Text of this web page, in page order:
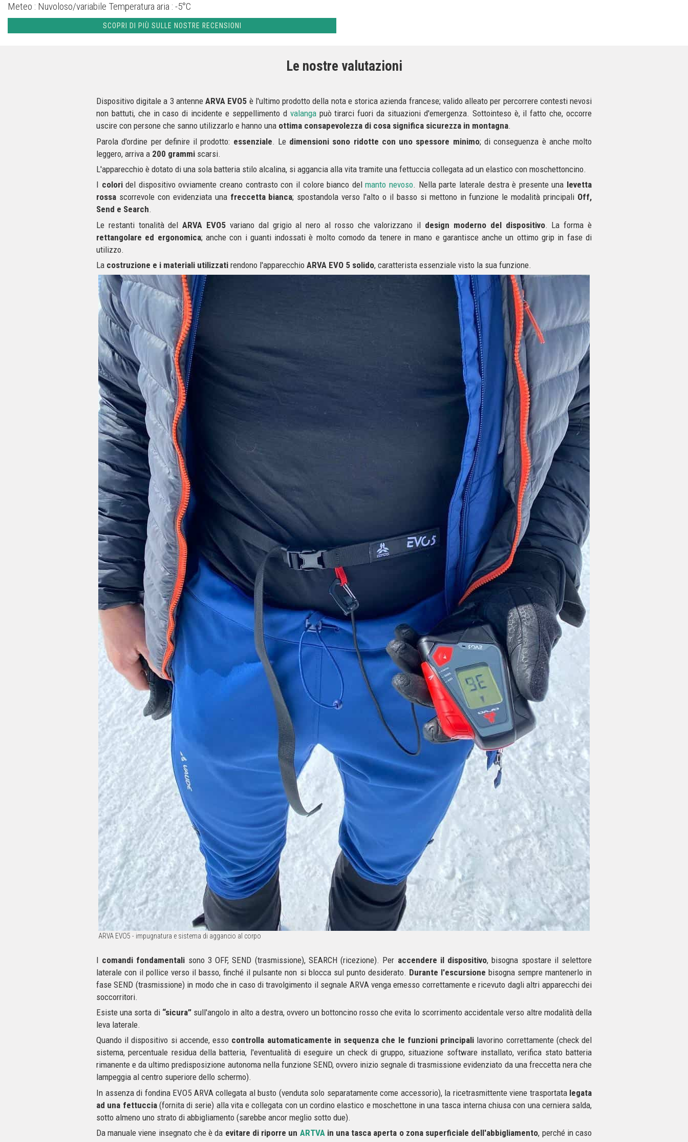
Meteo : Nuvoloso/variabile Temperatura aria : -5°C
SCOPRI DI PIÙ SULLE NOSTRE RECENSIONI
Le nostre valutazioni
Dispositivo digitale a 3 antenneARVA EVO5 è l'ultimo prodotto della nota e storica azienda francese; valido alleato per percorrere contesti nevosi
non battuti, che in caso di incidente e seppellimento d valangapuò tirarci fuori da situazioni d'emergenza. Sottointeso è, il fatto che, occorre
uscire con persone che sanno utilizzarlo e hanno una ottima consapevolezza di cosa significa sicurezza in montagna.
Parola d'ordine per definire il prodotto: essenziale. Le dimensioni sono ridotte con uno spessore minimo; di conseguenza è anche molto
leggero, arriva a 200 grammi scarsi.
L'apparecchio è dotato di una sola batteria stilo alcalina, si aggancia alla vita tramite una fettuccia collegata ad un elastico con moschettoncino.
I coloridel dispositivo ovviamente creano contrasto con il colore bianco delmanto nevoso. Nella parte laterale destra è presente una levetta
rossa scorrevole con evidenziata una freccetta bianca; spostandola verso l'alto o il basso si mettono in funzione le modalità principali Off,
Send e Search.
Le restanti tonalità delARVA EVO5 variano dal grigio al nero al rosso che valorizzano il design moderno del dispositivo. La forma è
rettangolare ed ergonomica; anche con i guanti indossati è molto comodo da tenere in mano e garantisce anche un ottimo grip in fase di
utilizzo.
La costruzione e i materiali utilizzati rendono l'apparecchio ARVA EVO 5 solido, caratterista essenziale visto la sua funzione.
ARVA EVO5 - impugnatura e sistema di aggancio al corpo
I comandi fondamentali sono 3 OFF, SEND (trasmissione), SEARCH (ricezione). Per accendere il dispositivo, bisogna spostare il selettore
laterale con il pollice verso il basso, finché il pulsante non si blocca sul punto desiderato. Durante l'escursione bisogna sempre mantenerlo in
fase SEND (trasmissione) in modo che in caso di travolgimento il segnale ARVA venga emesso correttamente e ricevuto dagli altri apparecchi dei
soccorritori.
Esiste una sorta di “sicura”sull'angolo in alto a destra, ovvero un bottoncino rosso che evita lo scorrimento accidentale verso altre modalità della
leva laterale.
Quando il dispositivo si accende, esso controlla automaticamente in sequenza che le funzioni principali lavorino correttamente (check del
sistema, percentuale residua della batteria, l'eventualità di eseguire un check di gruppo, situazione software installato, verifica stato batteria
rimanente e da ultimo predisposizione autonoma nella funzione SEND, ovvero inizio segnale di trasmissione evidenziato da una freccetta nera che
lampeggia al centro superiore dello schermo).
In assenza di fondina EVO5 ARVA collegata al busto (venduta solo separatamente come accessorio), la ricetrasmittente viene trasportata legata
ad una fettuccia(fornita di serie) alla vita e collegata con un cordino elastico e moschettone in una tasca interna chiusa con una cerniera salda,
sotto almeno uno strato di abbigliamento (sarebbe ancor meglio sotto due).
Da manuale viene insegnato che è da evitare di riporre un ARTVAin una tasca aperta o zona superficiale dell'abbigliamento, perché in caso